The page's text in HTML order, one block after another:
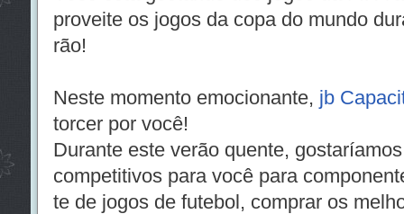
proveite os jogos da copa do mundo
rão!
Neste momento emocionante, jb
torcer por você!
Durante este verão quente,
competitivos para você para
te de jogos de futebol, comprar os